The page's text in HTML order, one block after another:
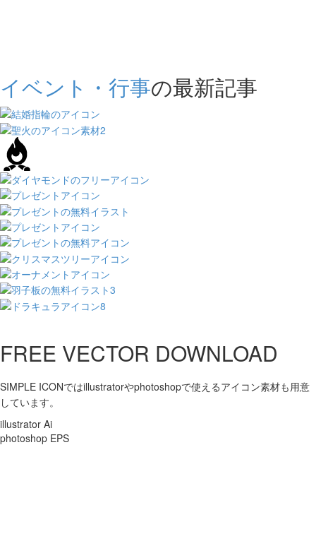
イベント・行事の最新記事
FREE VECTOR DOWNLOAD
SIMPLE ICONではillustratorやphotoshopで使えるアイコン素材も用意
しています。
illustrator Ai
photoshop EPS